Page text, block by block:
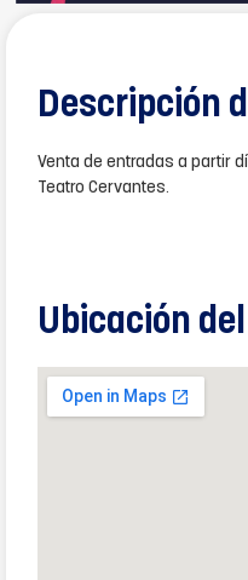
Descripción
Venta de entradas a partir
Teatro Cervantes.
Ubicación